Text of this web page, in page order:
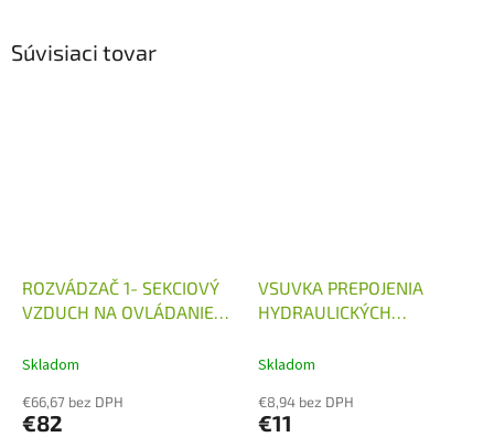
Súvisiaci tovar
ROZVÁDZAČ 1- SEKCIOVÝ
VZDUCH NA OVLÁDANIE
ROZVÁDZAČA
Skladom
€66,67 bez DPH
€82
VSUVKA PREPOJENIA
HYDRAULICKÝCH
Skladom
€8,94 bez DPH
€11